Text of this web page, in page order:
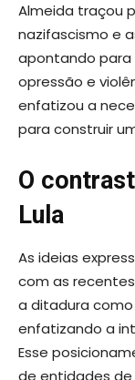
Almeida traçou
nazifascismo e
apontando para
opressão e
enfatizou a
para construir
O
Lula
As ideias
com as
a ditadura
enfatizando a
Esse